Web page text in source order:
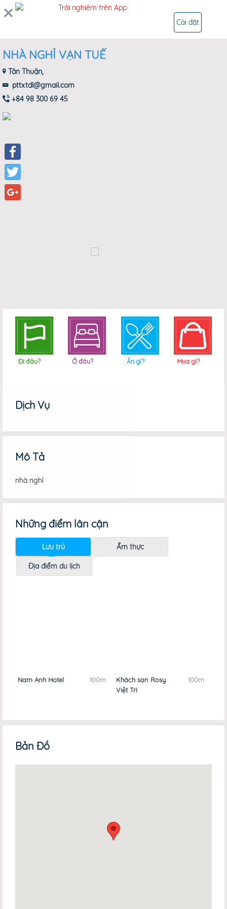
Facebook
Twitter
NHÀ NGHỈ VẠN TUẾ
Tân Thuận,
pttxtdl@gmail.com
+84 98 300 69 45
Đi đâu? Ở đâu? Ăn gì? Mua gì?
Dịch Vụ
Mô Tả
nhà nghỉ
Những điểm lân cận
Lưu trú Ẩm thực
Địa điểm du lịch
Nam Anh Hotel
Khách sạn Rosy
Việt Trì
Nhà Nghỉ
Bản Đồ
Trải nghiệm trên App
Cài đặt